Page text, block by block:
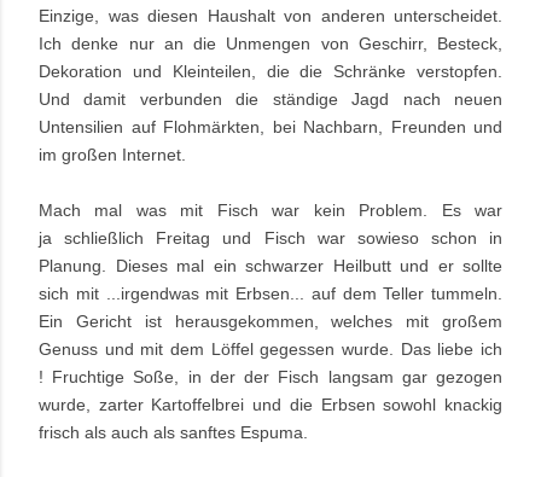
Einzige, was diesen Haushalt von anderen unterscheidet.
Ich denke nur an die Unmengen von Geschirr, Besteck,
Dekoration und Kleinteilen, die die Schränke verstopfen.
Und damit verbunden die ständige Jagd nach neuen
Untensilien auf Flohmärkten, bei Nachbarn, Freunden und
im großen Internet.
Mach mal was mit Fisch war kein Problem. Es war
ja schließlich Freitag und Fisch war sowieso schon in
Planung. Dieses mal ein schwarzer Heilbutt und er sollte
sich mit ...irgendwas mit Erbsen... auf dem Teller tummeln.
Ein Gericht ist herausgekommen, welches mit großem
Genuss und mit dem Löffel gegessen wurde. Das liebe ich
! Fruchtige Soße, in der der Fisch langsam gar gezogen
wurde, zarter Kartoffelbrei und die Erbsen sowohl knackig
frisch als auch als sanftes Espuma.